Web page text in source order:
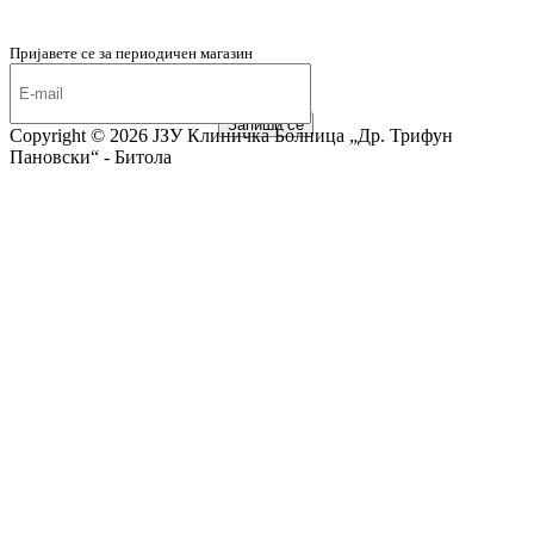
Пријавете се за периодичен магазин
Запиши се
Copyright © 2026 ЈЗУ Клиничка Болница „Др. Трифун
Пановски“ - Битола